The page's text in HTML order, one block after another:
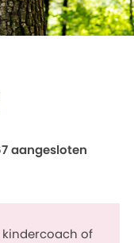
aangesloten
of